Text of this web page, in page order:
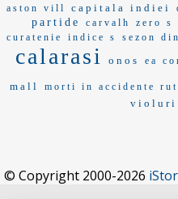
aston vill capitala indiei
partide
carvalh zero s
curatenie indice s sezon din
calarasi onos ea
mall morti in accidente
violuri
© Copyright 2000-2026